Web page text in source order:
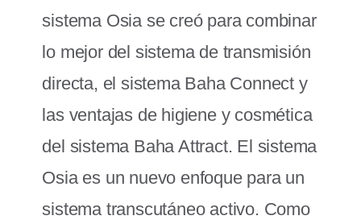
sistema Osia se creó para combinar
lo mejor del sistema de transmisión
directa, el sistema Baha Connect y
las ventajas de higiene y cosmética
del sistema Baha Attract. El sistema
Osia es un nuevo enfoque para un
sistema transcutáneo activo. Como